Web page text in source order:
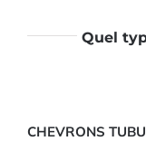
Quel
CHEVRONS